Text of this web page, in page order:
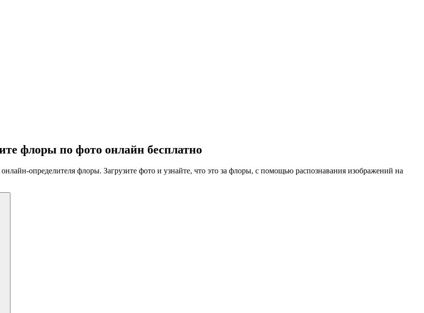
флоры по фото онлайн бесплатно
определителя флоры. Загрузите фото и узнайте, что это за флоры, с помощью распознавания изображений на